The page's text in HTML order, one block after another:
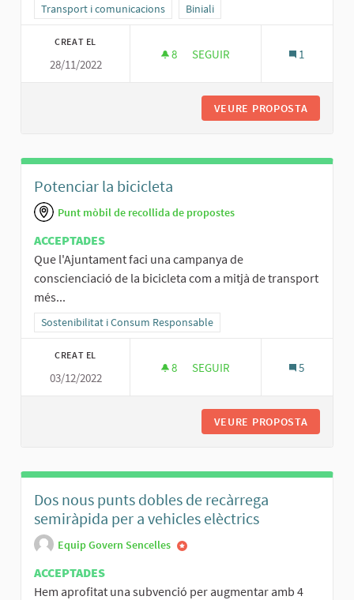
Resultats al filtrar per la categoria: Transport i comunicacions
Transport i comunicacions Resultats al filtrar per l'àmbit:
Biniali
CREAT EL
28/11/2022
8 8 SEGUIDORES
SEGUIR 1
VEURE PROPOSTA
Potenciar la bicicleta
Punt mòbil de recollida de propostes
ACCEPTADES
Que l'Ajuntament faci una campanya de
conscienciació de la bicicleta com a mitjà de transport
més...
Resultats al filtrar per la categoria: Sostenibilitat i Consum
Sostenibilitat i Consum Responsable
CREAT EL
03/12/2022
8 8 SEGUIDORES
SEGUIR 5
VEURE PROPOSTA
Dos nous punts dobles de recàrrega
semiràpida per a vehicles elèctrics
Equip Govern Sencelles
ACCEPTADES
Hem aprofitat una subvenció per augmentar amb 4